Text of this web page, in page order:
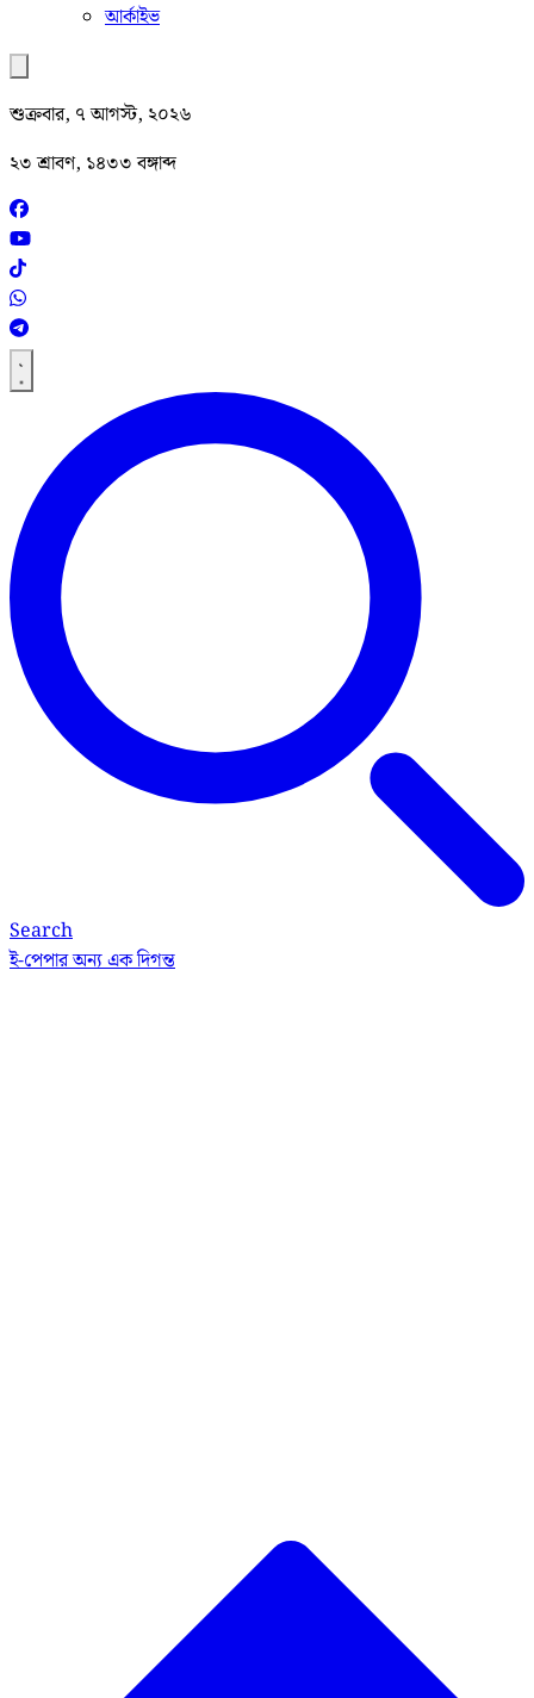
আর্কাইভ
শুক্রবার, ৭ আগস্ট, ২০২৬
২৩ শ্রাবণ, ১৪৩৩ বঙ্গাব্দ
Search
ই-পেপারঅন্য এক দিগন্ত